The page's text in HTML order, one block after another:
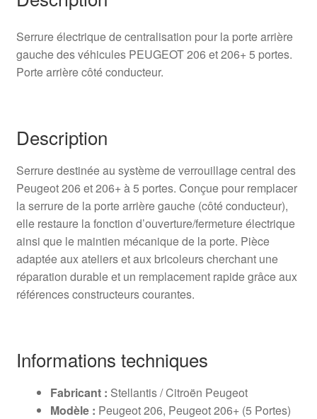
Serrure électrique de centralisation pour la porte arrière
gauche des véhicules PEUGEOT 206 et 206+ 5 portes.
Porte arrière côté conducteur.
Description
Serrure destinée au système de verrouillage central des
Peugeot 206 et 206+ à 5 portes. Conçue pour remplacer
la serrure de la porte arrière gauche (côté conducteur),
elle restaure la fonction d’ouverture/fermeture électrique
ainsi que le maintien mécanique de la porte. Pièce
adaptée aux ateliers et aux bricoleurs cherchant une
réparation durable et un remplacement rapide grâce aux
références constructeurs courantes.
Informations techniques
Fabricant : Stellantis / Citroën Peugeot
Modèle : Peugeot 206, Peugeot 206+ (5 Portes)